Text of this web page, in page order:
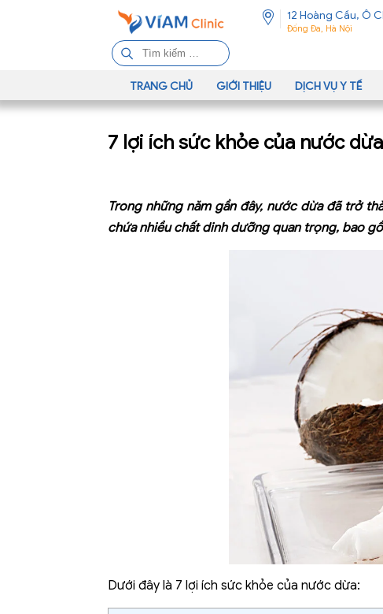
12 Hoàng Cầu, Ô
Đống Đa, Hà Nội
ì
m
k
ế
o
:
TRANG CHỦ GIỚI THIỆU DỊCH VỤ Y TẾ
7 lợi ích sức khỏe của nước dừa
Trong những năm gần đây, nước dừa đã trở
chứa nhiều chất dinh dưỡng quan trọng, bao
Dưới đây là 7 lợi ích sức khỏe của nước dừa: